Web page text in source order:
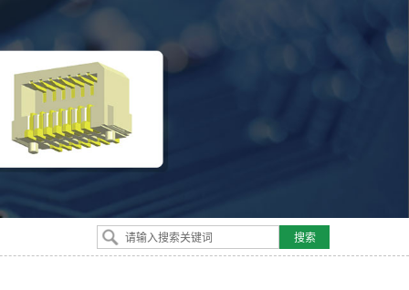
联系方式
客户留言